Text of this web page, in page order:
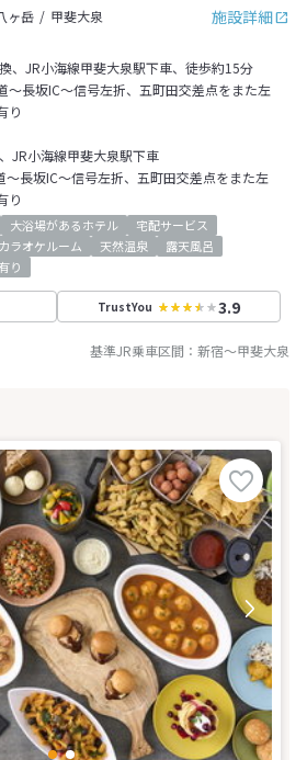
施設詳細
ヶ岳
甲斐大泉
、JR小海線甲斐大泉駅下車、徒歩約15分
～長坂IC～信号左折、五町田交差点をまた左
り
JR小海線甲斐大泉駅下車
長坂IC～信号左折、五町田交差点をまた左
り
大浴場があるホテル
宅配サービス
カラオケルーム 天然温泉
露天風呂
り
TrustYou 3.9
基準JR乗車区間： 新宿～甲斐大泉